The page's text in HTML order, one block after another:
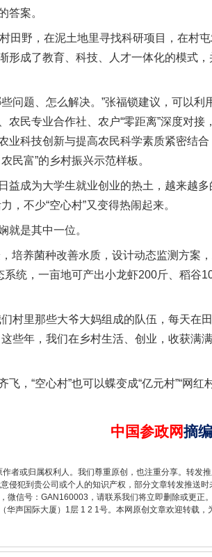
答案。
野，在泥土地里寻找科研项目，在村屯
形成了教育、科技、人才一体化的模式，
题、怎么解决。”张福锁建议，可以利
民专业合作社、农户“零距离”深度对接
业科技创新与提高农民科学素质紧密结合
民富”的乡村振兴示范样板。
成为大学生就业创业的热土，越来越多
，不少“空心村”又变得热闹起来。
是其中一位。
养菌种改善水质，设计动态监测方案
统，一亩地可产出小龙虾200斤、稻谷
里那些大爷大妈组成的队伍，每天在
些年，我们在乡村生活、创业，收获满
“空心村”也可以蝶变成“亿元村”“网红
中国参政网摘编
者或归属权利人。我们尊重原创，也注重分享。转发
侵犯到贵公司或个人的知识产权，部分文章转发推送时
微信号：GAN160003，请联系我们将立即删除或更正
声国际大厦）1层 1 2 1号。本网原创文章欢迎转载，
吗 受贿1.44亿！段成刚